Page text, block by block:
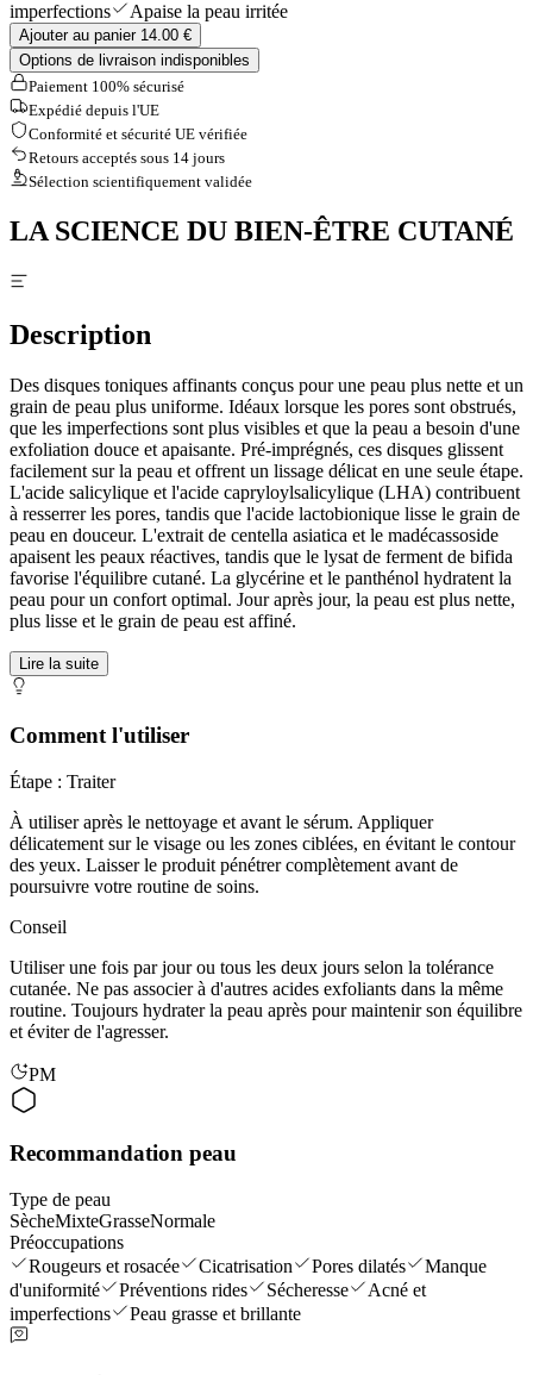
imperfections
Apaise la peau irritée
Ajouter au panier 14.00 €
Options de livraison indisponibles
Paiement 100% sécurisé
Expédié depuis l'UE
Conformité et sécurité UE vérifiée
Retours acceptés sous 14 jours
Sélection scientifiquement validée
LA SCIENCE DU BIEN-ÊTRE CUTANÉ
Description
Des disques toniques affinants conçus pour une peau plus nette et un
grain de peau plus uniforme. Idéaux lorsque les pores sont obstrués,
que les imperfections sont plus visibles et que la peau a besoin d'une
exfoliation douce et apaisante. Pré-imprégnés, ces disques glissent
facilement sur la peau et offrent un lissage délicat en une seule étape.
L'acide salicylique et l'acide capryloylsalicylique (LHA) contribuent
à resserrer les pores, tandis que l'acide lactobionique lisse le grain de
peau en douceur. L'extrait de centella asiatica et le madécassoside
apaisent les peaux réactives, tandis que le lysat de ferment de bifida
favorise l'équilibre cutané. La glycérine et le panthénol hydratent la
peau pour un confort optimal. Jour après jour, la peau est plus nette,
plus lisse et le grain de peau est affiné.
Lire la suite
Comment l'utiliser
Étape : Traiter
À utiliser après le nettoyage et avant le sérum. Appliquer
délicatement sur le visage ou les zones ciblées, en évitant le contour
des yeux. Laisser le produit pénétrer complètement avant de
poursuivre votre routine de soins.
Conseil
Utiliser une fois par jour ou tous les deux jours selon la tolérance
cutanée. Ne pas associer à d'autres acides exfoliants dans la même
routine. Toujours hydrater la peau après pour maintenir son équilibre
et éviter de l'agresser.
PM
Recommandation peau
Type de peau
SècheMixteGrasseNormale
Préoccupations
Rougeurs et rosacée
Cicatrisation Pores dilatés
Manque
d'uniformité
Préventions rides Sécheresse
Acné et
imperfections
Peau grasse et brillante